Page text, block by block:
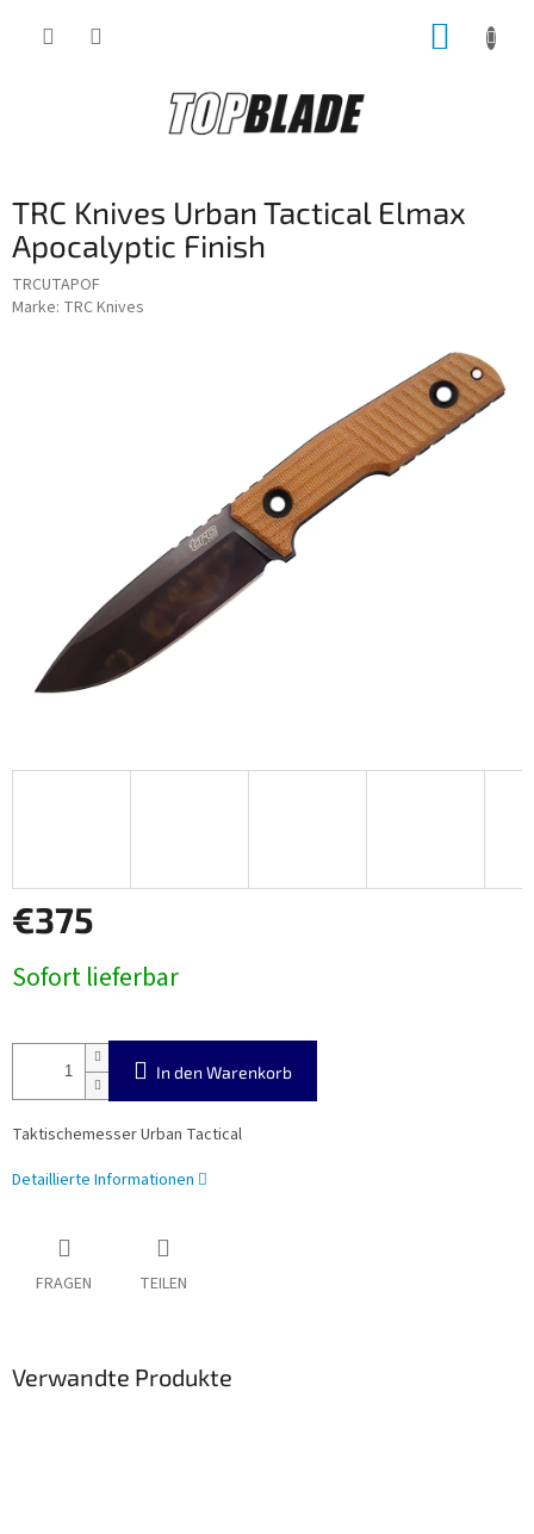
TRC Knives Urban Tactical Elmax
Apocalyptic Finish
TRCUTAPOF
Marke: TRC Knives
€375
Sofort lieferbar
In den Warenkorb
Taktischemesser Urban Tactical
Detaillierte Informationen
FRAGEN TEILEN
Verwandte Produkte